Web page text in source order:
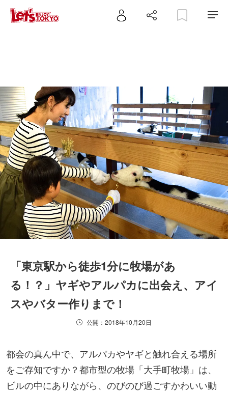
「東京駅から徒歩1分に牧場があ
る！？」ヤギやアルパカに出会え、アイ
スやバター作りまで！
公開：2018年10月20日
都会の真ん中で、アルパカやヤギと触れ合える場所
をご存知ですか？都市型の牧場「大手町牧場」は、
ビルの中にありながら、のびのび過ごすかわいい動